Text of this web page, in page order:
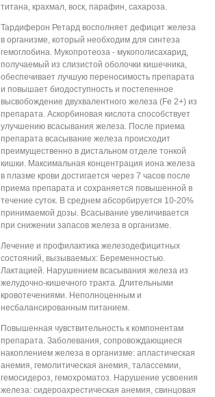
титана, крахмал, воск, парафин, сахароза.
Тардиферон Ретард восполняет дефицит железа
в организме, который необходим для синтеза
гемоглобина. Мукопротеоза - мукополисахарид,
получаемый из слизистой оболочки кишечника,
обеспечивает лучшую переносимость препарата
и повышает биодоступность и постепенное
высвобождение двухвалентного железа (Fe 2+) из
препарата. Аскорбиновая кислота способствует
улучшению всасывания железа. После приема
препарата всасывание железа происходит
преимущественно в дистальном отделе тонкой
кишки. Максимальная концентрация иона железа
в плазме крови достигается через 7 часов после
приема препарата и сохраняется повышенной в
течение суток. В среднем абсорбируется 10-20%
принимаемой дозы. Всасывание увеличивается
при снижении запасов железа в организме.
Лечение и профилактика железодефицитных
состояний, вызываемых: Беременностью.
Лактацией. Нарушением всасывания железа из
желудочно-кишечного тракта. Длительными
кровотечениями. Неполноценным и
несбалансированным питанием.
Повышенная чувствительность к компонентам
препарата. Заболевания, сопровождающиеся
накоплением железа в организме: апластическая
анемия, гемолитическая анемия, талассемии,
гемосидероз, гемохроматоз. Нарушение усвоения
железа: сидероахрестическая анемия, свинцовая